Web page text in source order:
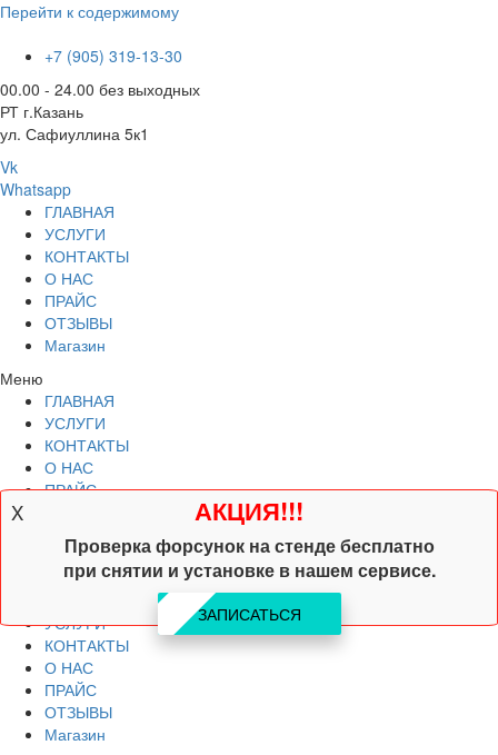
Перейти к содержимому
+7 (905) 319-13-30
00.00 - 24.00 без выходных
РТ г.Казань
ул. Сафиуллина 5к1
Vk
Whatsapp
ГЛАВНАЯ
УСЛУГИ
КОНТАКТЫ
О НАС
ПРАЙС
ОТЗЫВЫ
Магазин
Меню
ГЛАВНАЯ
УСЛУГИ
КОНТАКТЫ
О НАС
ПРАЙС
Магазин
+7 (905) 319-13-30
УСЛУГИ
КОНТАКТЫ
О НАС
ПРАЙС
ОТЗЫВЫ
Магазин
X АКЦИЯ!!!
Проверка форсунок на стенде бесплатно
при снятии и установке в нашем сервисе.
ЗАПИСАТЬСЯ